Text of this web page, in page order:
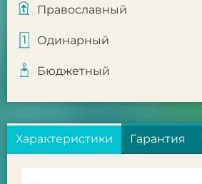
Православный
Одинарный
Бюджетный
Характеристики Гарантия